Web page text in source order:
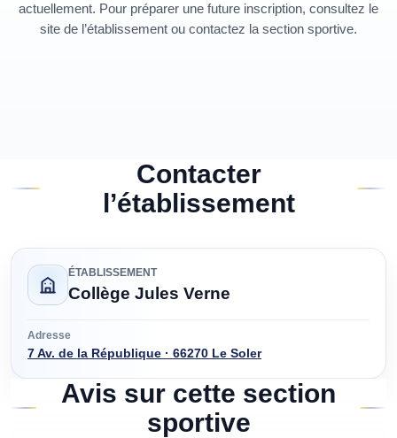
actuellement. Pour préparer une future inscription, consultez le
site de l’établissement ou contactez la section sportive.
Contacter
l’établissement
ÉTABLISSEMENT
Collège Jules Verne
Adresse
7 Av. de la République · 66270 Le Soler
Avis sur cette section
sportive